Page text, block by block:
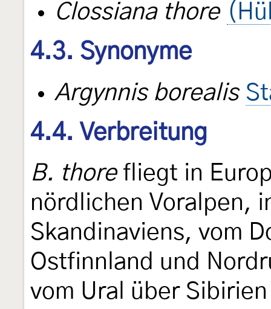
Clossiana thore
4.3. Synonyme
Argynnis borealis
4.4. Verbreitung
B. thorefliegt in
nördlichen Voralpen,
Skandinaviens, vom
Ostfinnland und
vom Ural über